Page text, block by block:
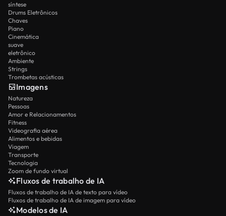
síntese
Drums Eletrônicos
Chaves
Piano
Cinemática
suave
eletrônico
Ambiente
Strings
Trombetas acústicas
Imagens
Natureza
Pessoas
Amor e Relacionamentos
Fitness
Videografia aérea
Alimentos e bebidas
Viagem
Transporte
Tecnologia
Zoom de fundo virtual
Fluxos de trabalho de IA
Fluxos de trabalho de IA de texto para vídeo
Fluxos de trabalho de IA de imagem para vídeo
Modelos de IA